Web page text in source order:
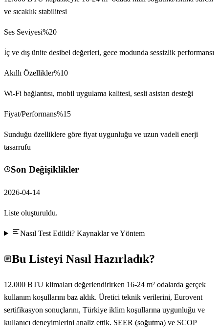
ve sıcaklık stabilitesi
Ses Seviyesi%20
İç ve dış ünite desibel değerleri, gece modunda sessizlik performansı
Akıllı Özellikler%10
Wi-Fi bağlantısı, mobil uygulama kalitesi, sesli asistan desteği
Fiyat/Performans%15
Sunduğu özelliklere göre fiyat uygunluğu ve uzun vadeli enerji
tasarrufu
Son Değişiklikler
2026-04-14
Liste oluşturuldu.
Nasıl Test Edildi? Kaynaklar ve Yöntem
Bu Listeyi Nasıl Hazırladık?
12.000 BTU klimaları değerlendirirken 16-24 m² odalarda gerçek
kullanım koşullarını baz aldık. Üretici teknik verilerini, Eurovent
sertifikasyon sonuçlarını, Türkiye iklim koşullarına uygunluğu ve
kullanıcı deneyimlerini analiz ettik. SEER (soğutma) ve SCOP